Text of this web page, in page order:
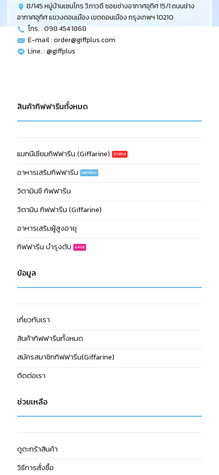
8/145 หมู่บ้านเซนโทร วิภาวดี ซอยช่างอากาศอุทิศ 15/1 ถนนช่าง
อากาศอุทิศ แขวงดอนเมือง เขตดอนเมือง กรุงเทพฯ 10210
โทร. : 098 454 1868
E-mail :order@giffplus.com
Line. : @giffplus
สินค้ากิฟฟารีนทั้งหมด
แมกนีเซียมกิฟฟารีน (Giffarine)
อาหารเสริมกิฟฟารีน
วิตามินซี กิฟฟารีน
วิตามิน กิฟฟารีน (Giffarine)
อาหารเสริมผู้สูงอายุ
กิฟฟารีน บำรุงตับ
ข้อมูล
เกี่ยวกับเรา
สินค้ากิฟฟารีนทั้งหมด
สมัครสมาชิกกิฟฟารีน(Giffarine)
ติดต่อเรา
ช่วยเหลือ
ดูตะกร้าสินค้า
วิธีการสั่งซื้อ